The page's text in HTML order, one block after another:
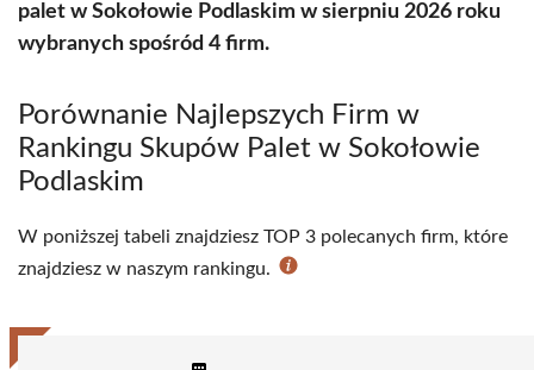
palet w Sokołowie Podlaskim w sierpniu 2026 roku
wybranych spośród 4 firm.
Porównanie Najlepszych Firm w
Rankingu Skupów Palet w Sokołowie
Podlaskim
W poniższej tabeli znajdziesz TOP 3 polecanych firm, które
znajdziesz w naszym rankingu.